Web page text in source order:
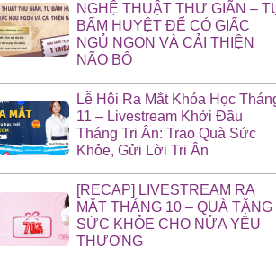
NGHỆ THUẬT THƯ GIÃN –
BẤM HUYỆT ĐỂ CÓ GIẤC
NGỦ NGON VÀ CẢI THIỆN
NÃO BỘ
Lễ Hội Ra Mắt Khóa Học
11 – Livestream Khởi Đầu
Tháng Tri Ân: Trao Quà Sức
Khỏe, Gửi Lời Tri Ân
[RECAP] LIVESTREAM RA
MẮT THÁNG 10 – QUÀ TẶNG
SỨC KHỎE CHO NỬA YÊU
THƯƠNG